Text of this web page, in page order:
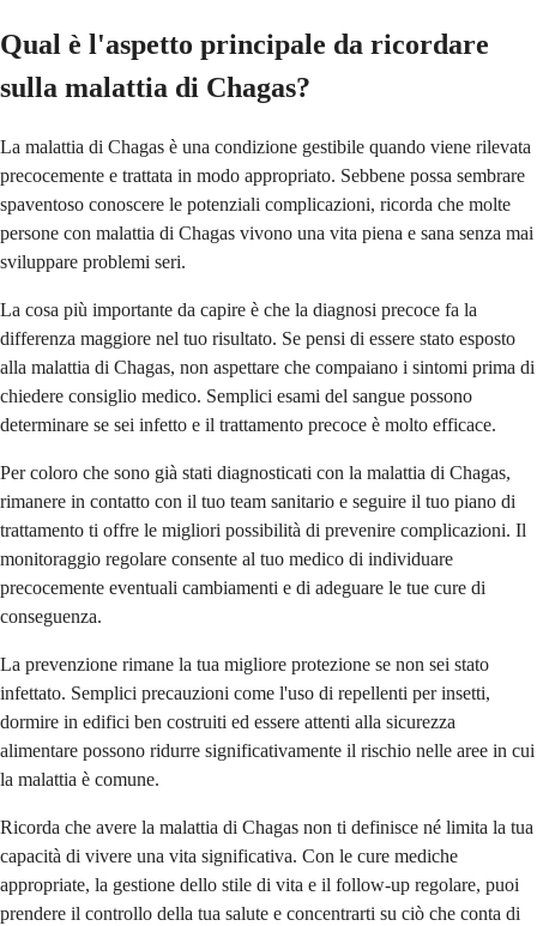
Qual è l'aspetto principale da ricordare
sulla malattia di Chagas?
La malattia di Chagas è una condizione gestibile quando viene rilevata
precocemente e trattata in modo appropriato. Sebbene possa sembrare
spaventoso conoscere le potenziali complicazioni, ricorda che molte
persone con malattia di Chagas vivono una vita piena e sana senza mai
sviluppare problemi seri.
La cosa più importante da capire è che la diagnosi precoce fa la
differenza maggiore nel tuo risultato. Se pensi di essere stato esposto
alla malattia di Chagas, non aspettare che compaiano i sintomi prima di
chiedere consiglio medico. Semplici esami del sangue possono
determinare se sei infetto e il trattamento precoce è molto efficace.
Per coloro che sono già stati diagnosticati con la malattia di Chagas,
rimanere in contatto con il tuo team sanitario e seguire il tuo piano di
trattamento ti offre le migliori possibilità di prevenire complicazioni. Il
monitoraggio regolare consente al tuo medico di individuare
precocemente eventuali cambiamenti e di adeguare le tue cure di
conseguenza.
La prevenzione rimane la tua migliore protezione se non sei stato
infettato. Semplici precauzioni come l'uso di repellenti per insetti,
dormire in edifici ben costruiti ed essere attenti alla sicurezza
alimentare possono ridurre significativamente il rischio nelle aree in cui
la malattia è comune.
Ricorda che avere la malattia di Chagas non ti definisce né limita la tua
capacità di vivere una vita significativa. Con le cure mediche
appropriate, la gestione dello stile di vita e il follow-up regolare, puoi
prendere il controllo della tua salute e concentrarti su ciò che conta di